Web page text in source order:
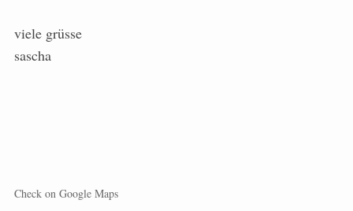
viele grüsse
sascha
Check on Google Maps